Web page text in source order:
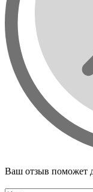
Ваш отзыв поможет